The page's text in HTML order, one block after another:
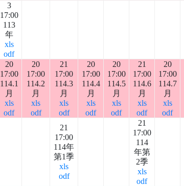
3
17:00
113
年
xls
odf
20
17:00
114.1
月
xls
odf
20
17:00
114.2
月
xls
odf
21
17:00
114.3
月
xls
odf
20
17:00
114.4
月
xls
odf
20
17:00
114.5
月
xls
odf
21
17:00
114.6
月
xls
odf
20
17:00
114.7
月
xls
odf
21
17:00
114年
第1季
xls
odf
21
17:00
114
年第
2季
xls
odf